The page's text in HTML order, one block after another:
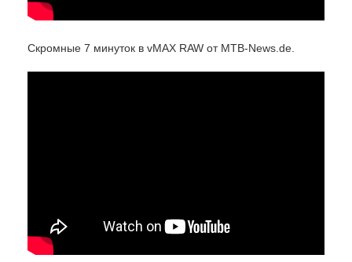
Скромные 7 минуток в vMAX RAW от MTB-News.de.